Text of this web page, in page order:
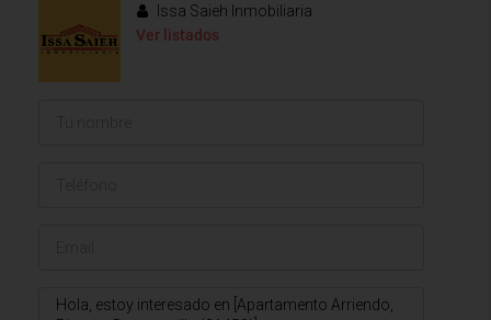
Issa Saieh Inmobiliaria
Ver listados